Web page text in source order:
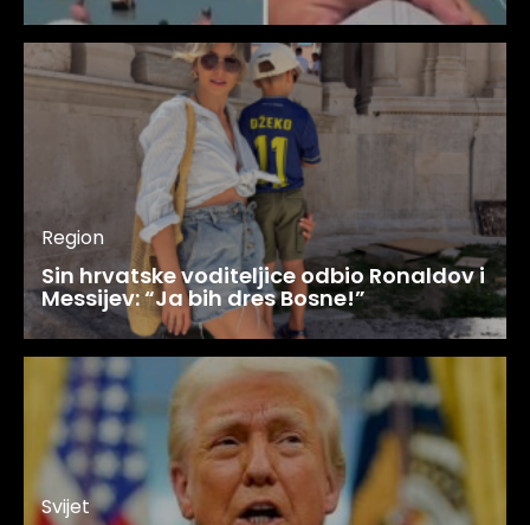
Region
Sin hrvatske voditeljice odbio Ronaldov i
Messijev: “Ja bih dres Bosne!”
Svijet